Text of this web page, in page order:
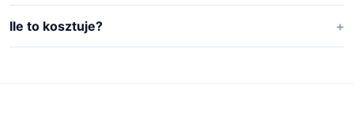
Ile to kosztuje?